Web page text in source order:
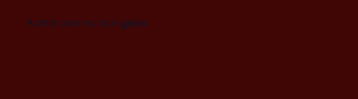
Actriz porno con gafas